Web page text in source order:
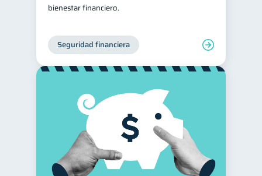
bienestar financiero.
Seguridad financiera